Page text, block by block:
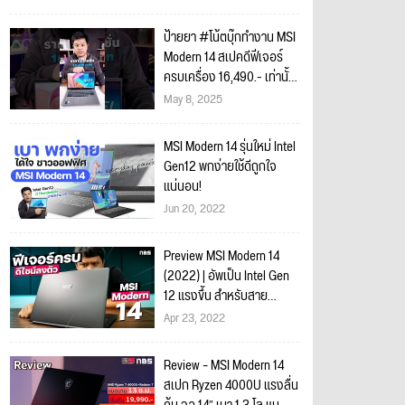
ป้ายยา #โน้ตบุ๊กทำงาน MSI
Modern 14 สเปคดีฟีเจอร์
ครบเครื่อง 16,490.- เท่านั้น!
#MSI #Modern14
May 8, 2025
MSI Modern 14 รุ่นใหม่ Intel
Gen12 พกง่ายใช้ดีถูกใจ
แน่นอน!
Jun 20, 2022
Preview MSI Modern 14
(2022) | อัพเป็น Intel Gen
12 แรงขึ้น สำหรับสาย
ทำงาน
Apr 23, 2022
Review – MSI Modern 14
สเปก Ryzen 4000U แรงลื่น